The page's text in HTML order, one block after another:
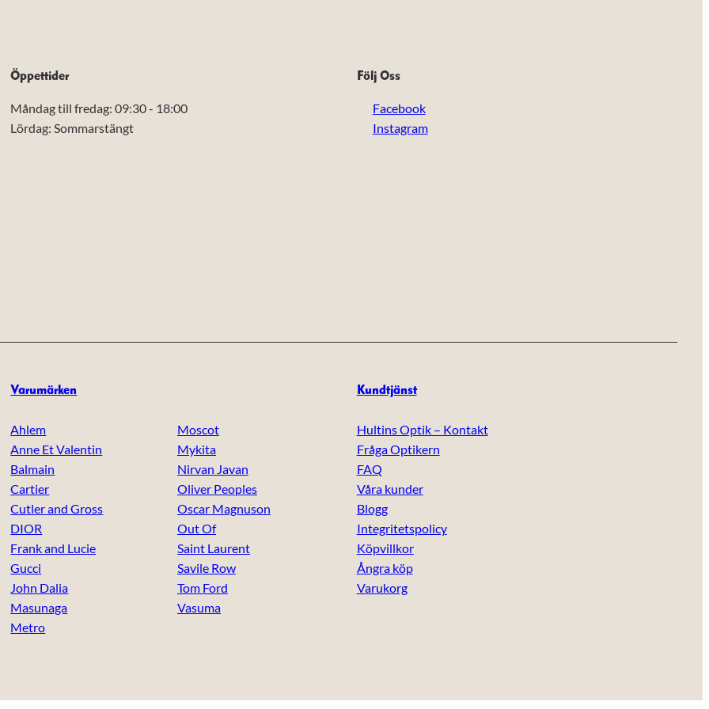
Öppettider
Måndag till fredag: 09:30 - 18:00
Lördag: Sommarstängt
Följ Oss
Facebook
Instagram
Varumärken
Ahlem
Anne Et Valentin
Balmain
Cartier
Cutler and Gross
DIOR
Frank and Lucie
Gucci
John Dalia
Masunaga
Metro
Moscot
Mykita
Nirvan Javan
Oliver Peoples
Oscar Magnuson
Out Of
Saint Laurent
Savile Row
Tom Ford
Vasuma
Kundtjänst
Hultins Optik – Kontakt
Fråga Optikern
FAQ
Våra kunder
Blogg
Integritetspolicy
Köpvillkor
Ångra köp
Varukorg